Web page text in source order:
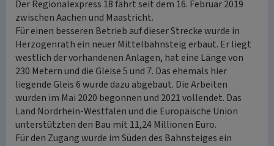
Der Regionalexpress 18 fährt seit dem 16. Februar 2019
zwischen Aachen und Maastricht.
Für einen besseren Betrieb auf dieser Strecke wurde in
Herzogenrath ein neuer Mittelbahnsteig erbaut. Er liegt
westlich der vorhandenen Anlagen, hat eine Länge von
230 Metern und die Gleise 5 und 7. Das ehemals hier
liegende Gleis 6 wurde dazu abgebaut. Die Arbeiten
wurden im Mai 2020 begonnen und 2021 vollendet. Das
Land Nordrhein-Westfalen und die Europäische Union
unterstützten den Bau mit 11,24 Millionen Euro.
Für den Zugang wurde im Süden des Bahnsteiges ein